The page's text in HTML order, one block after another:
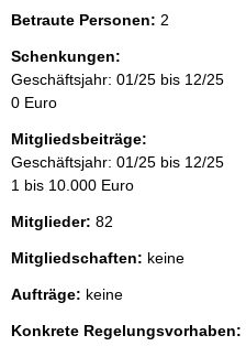
Betraute Personen: 2
Schenkungen:
Geschäftsjahr: 01/25 bis 12/25
0 Euro
Mitgliedsbeiträge:
Geschäftsjahr: 01/25 bis 12/25
1 bis 10.000 Euro
Mitglieder: 82
Mitgliedschaften: keine
Aufträge: keine
Konkrete Regelungsvorhaben: